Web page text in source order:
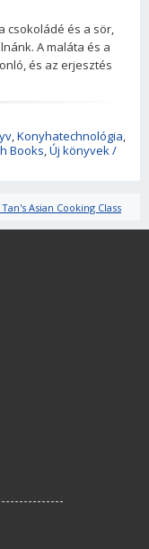
csokoládé és a sör,
A maláta és a
és az erjesztés
Konyhatechnológia
Books Új könyvek /
Asian Cooking Class